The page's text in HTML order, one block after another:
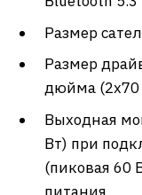
Размер
Размер
дюйма
Выходная
Вт) при
(пиковая 60